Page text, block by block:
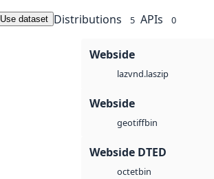
Use dataset Distributions 5 APIs 0
Webside
lazvnd.laszip
Webside
geotiffbin
Webside DTED
octetbin